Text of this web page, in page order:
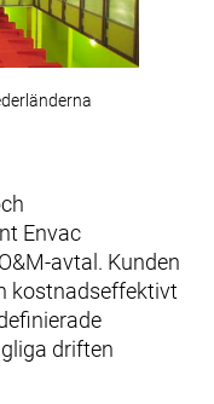
Envac
Kunden
kostnadseffektivt
driften